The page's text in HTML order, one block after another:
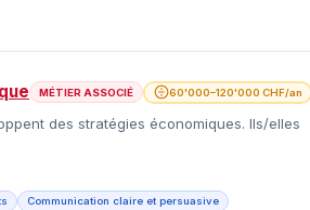
MÉTIER ASSOCIÉ 60'000–120'000 CHF/an
des stratégies économiques. Ils/elles
Communication claire et persuasive